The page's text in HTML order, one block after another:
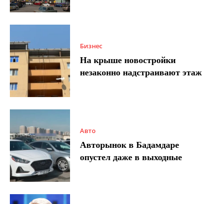
Бизнес
На крыше новостройки
незаконно надстраивают этаж
Авто
Авторынок в Бадамдаре
опустел даже в выходные